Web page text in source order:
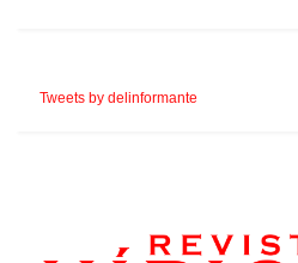
Tweets by delinformante